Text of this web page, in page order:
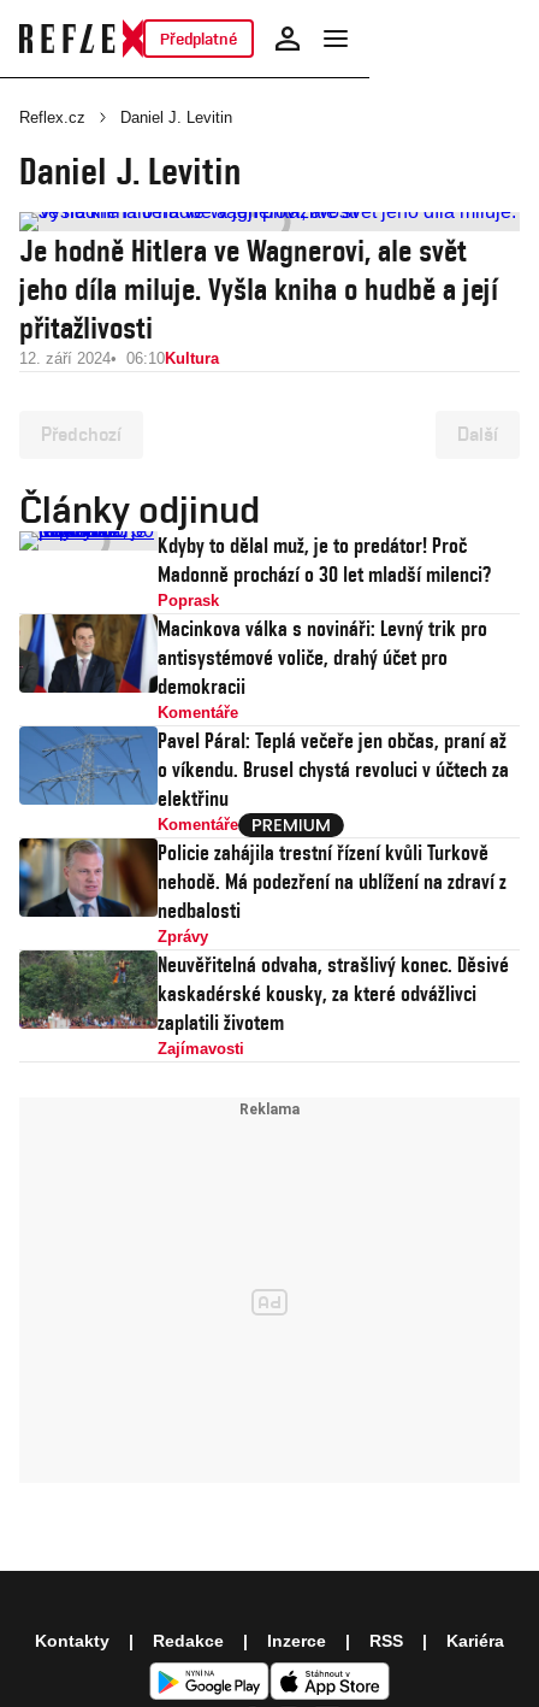
Předplatné
Reflex.cz Daniel J. Levitin
Daniel J. Levitin
Je hodně Hitlera ve Wagnerovi, ale svět
jeho díla miluje. Vyšla kniha o hudbě a její
přitažlivosti
12. září 2024 06:10Kultura
Předchozí Další
Články odjinud
Kdyby to dělal muž, je to predátor! Proč
Madonně prochází o 30 let mladší milenci?
Poprask
Macinkova válka s novináři: Levný trik pro
antisystémové voliče, drahý účet pro
demokracii
Komentáře
Pavel Páral: Teplá večeře jen občas, praní až
o víkendu. Brusel chystá revoluci v účtech za
elektřinu
Komentáře
Policie zahájila trestní řízení kvůli Turkově
nehodě. Má podezření na ublížení na zdraví z
nedbalosti
Zprávy
Neuvěřitelná odvaha, strašlivý konec. Děsivé
kaskadérské kousky, za které odvážlivci
zaplatili životem
Zajímavosti
Kontakty Redakce Inzerce RSS Kariéra